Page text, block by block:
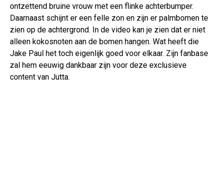
ontzettend bruine vrouw met een flinke achterbumper.
Daarnaast schijnt er een felle zon en zijn er palmbomen te
zien op de achtergrond. In de video kan je zien dat er niet
alleen kokosnoten aan de bomen hangen. Wat heeft die
Jake Paul het toch eigenlijk goed voor elkaar. Zijn fanbase
zal hem eeuwig dankbaar zijn voor deze exclusieve
content van Jutta.